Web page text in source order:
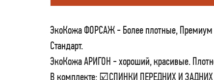
ЭкоКожа ФОРСАЖ - Более плотные, Премиум
Стандарт.
ЭкоКожа АРИГОН - хороший, красивые.
В комплекте: ☑СПИНКИ ПЕРЕДНИХ И